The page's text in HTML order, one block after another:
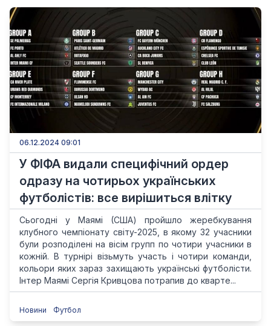
06.12.2024 09:01
У ФІФА видали специфічний ордер
одразу на чотирьох українських
футболістів: все вирішиться влітку
Сьогодні у Маямі (США) пройшло жеребкування
клубного чемпіонату світу-2025, в якому 32 учасники
були розподілені на вісім групп по чотири учасники в
кожній. В турнірі візьмуть участь і чотири команди,
кольори яких зараз захищають українські футболісти.
Інтер Маямі Сергія Кривцова потрапив до кварте...
Новини Футбол